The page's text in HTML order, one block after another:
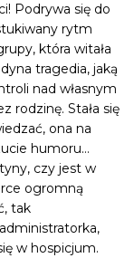
Podrywa się do
rytm
która witała
tragedia, jaką
nad własnym
rodzinę. Stała się
ona na
humoru…
czy jest w
ogromną
tak
w hospicjum.